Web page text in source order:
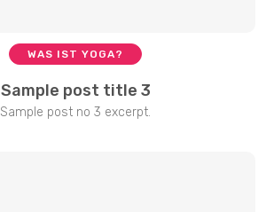
WAS IST YOGA?
Sample post title 3
Sample post no 3 excerpt.